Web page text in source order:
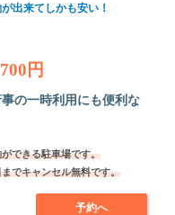
来てしかも安い！
700円
の一時利用にも便利な
できる駐車場です。
でキャンセル無料です。
予約へ